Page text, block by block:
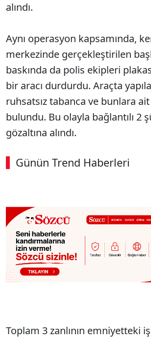
alındı.
Aynı operasyon kapsamında,
merkezinde gerçekleştirilen
baskında da polis ekipleri
bir aracı durdurdu. Araçta
ruhsatsız tabanca ve bunlara
bulundu. Bu olayla bağlantılı 2
gözaltına alındı.
Günün Trend Haberleri
Toplam 3 zanlının emniyetteki